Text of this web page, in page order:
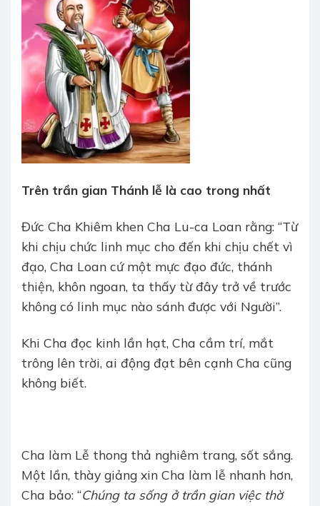
Trên trần gian Thánh lễ là cao trong nhất
Đức Cha Khiêm khen Cha Lu-ca Loan rằng: “Từ
khi chịu chức linh mục cho đến khi chịu chết vì
đạo, Cha Loan cứ một mực đạo đức, thánh
thiện, khôn ngoan, ta thấy từ đây trở về trước
không có linh mục nào sánh được với Người”.
Khi Cha đọc kinh lần hạt, Cha cầm trí, mắt
trông lên trời, ai động đạt bên cạnh Cha cũng
không biết.
Cha làm Lễ thong thả nghiêm trang, sốt sắng.
Một lần, thày giảng xin Cha làm lễ nhanh hơn,
Cha bảo: “Chúng ta sống ở trần gian việc thờ